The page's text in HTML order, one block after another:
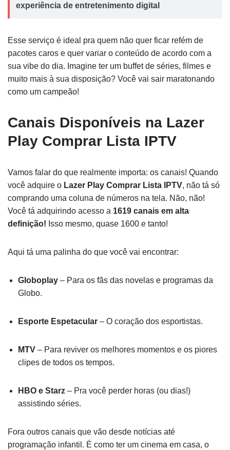
experiência de entretenimento digital
Esse serviço é ideal pra quem não quer ficar refém de
pacotes caros e quer variar o conteúdo de acordo com a
sua vibe do dia. Imagine ter um buffet de séries, filmes e
muito mais à sua disposição? Você vai sair maratonando
como um campeão!
Canais Disponíveis na Lazer
Play Comprar Lista IPTV
Vamos falar do que realmente importa: os canais! Quando
você adquire o Lazer Play Comprar Lista IPTV, não tá só
comprando uma coluna de números na tela. Não, não!
Você tá adquirindo acesso a 1619 canais em alta
definição! Isso mesmo, quase 1600 e tanto!
Aqui tá uma palinha do que você vai encontrar:
Globoplay – Para os fãs das novelas e programas da
Globo.
Esporte Espetacular – O coração dos esportistas.
MTV – Para reviver os melhores momentos e os piores
clipes de todos os tempos.
HBO e Starz – Pra você perder horas (ou dias!)
assistindo séries.
Fora outros canais que vão desde notícias até
programação infantil. É como ter um cinema em casa, o